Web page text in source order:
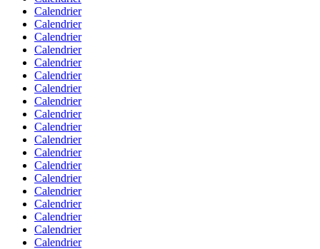
Calendrier
Calendrier
Calendrier
Calendrier
Calendrier
Calendrier
Calendrier
Calendrier
Calendrier
Calendrier
Calendrier
Calendrier
Calendrier
Calendrier
Calendrier
Calendrier
Calendrier
Calendrier
Calendrier